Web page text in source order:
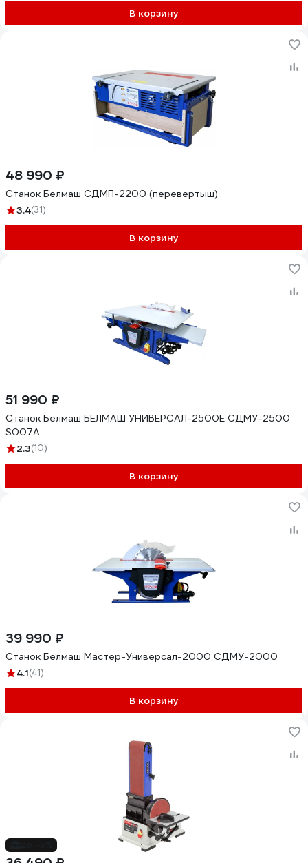
В корзину
48 990 ₽
Станок Белмаш СДМП-2200 (перевертыш)
3.4(31)
В корзину
51 990 ₽
Станок Белмаш БЕЛМАШ УНИВЕРСАЛ-2500Е СДМУ-2500
S007A
2.3(10)
В корзину
39 990 ₽
Станок Белмаш Мастер-Универсал-2000 СДМУ-2000
4.1(41)
В корзину